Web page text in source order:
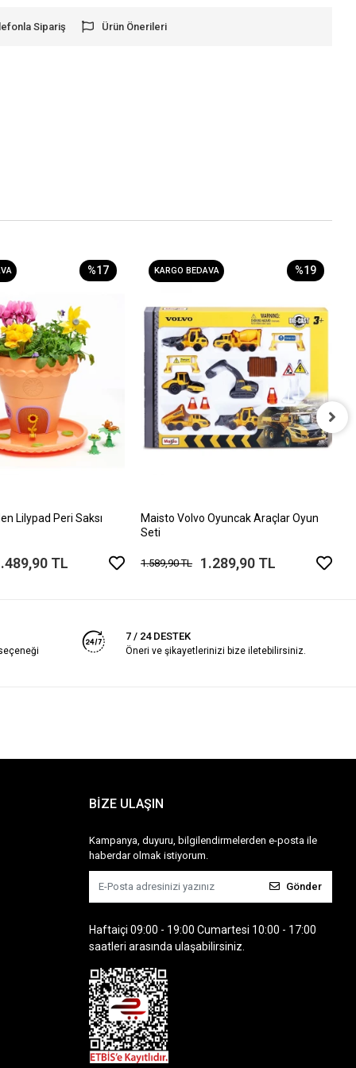
Sipariş Ürün Önerileri
%17
Lilypad Peri Saksı
TL
KARGO BEDAVA %19
Maisto Volvo Oyuncak Araçlar Oyun
Seti
1.589,90 TL 1.289,90 TL
7 / 24 DESTEK
Öneri ve şikayetlerinizi bize iletebilirsiniz.
BİZE ULAŞIN
Kampanya, duyuru, bilgilendirmelerden e-posta ile
haberdar olmak istiyorum.
Gönder
Haftaiçi 09:00 - 19:00 Cumartesi 10:00 - 17:00
saatleri arasında ulaşabilirsiniz.